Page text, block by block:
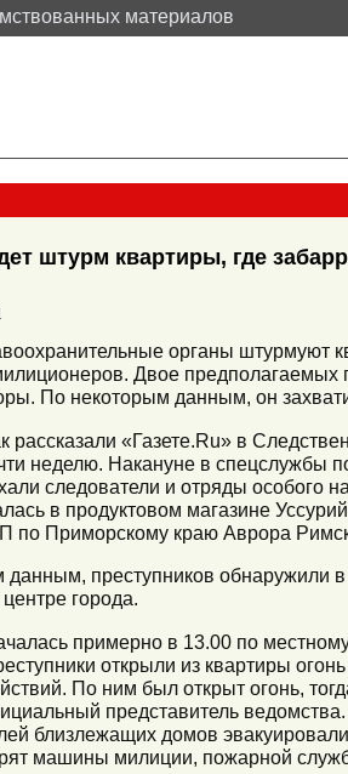
материалов
штурм квартиры, где
органы штурмуют
Двое предполагаемых
По некоторым данным, он
рассказали «Газете.Ru» в
неделю. Накануне в спецслужбы
следователи и отряды
в продуктовом магазине
по Приморскому краю Аврора
преступников обнаружили
города.
примерно в 13.00 по
открыли из квартиры
По ним был открыт огонь,
представитель
близлежащих домов
машины милиции, пожарной